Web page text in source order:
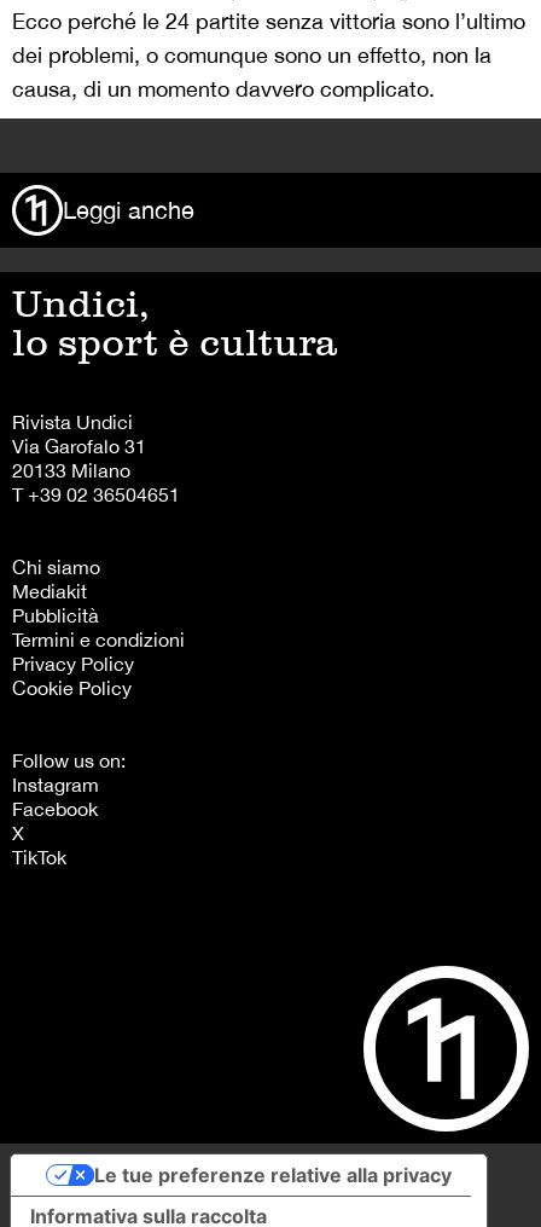
Ecco perché le 24 partite senza vittoria sono l’ultimo
dei problemi, o comunque sono un effetto, non la
causa, di un momento davvero complicato.
Leggi anche
Undici,
lo sport è cultura
Rivista Undici
Via Garofalo 31
20133 Milano
T +39 02 36504651
Chi siamo
Mediakit
Pubblicità
Termini e condizioni
Privacy Policy
Cookie Policy
Follow us on:
Instagram
Facebook
X
TikTok
Informativa sulla raccolta
Le tue preferenze relative alla privacy